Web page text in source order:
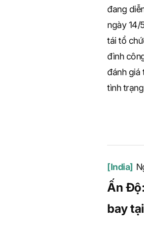
đang
ngày 14/
tái tổ
đình
đánh giá
tình
[India]
Ấn
bay